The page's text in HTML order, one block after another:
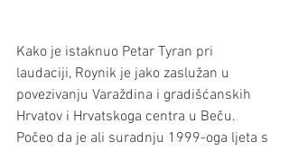
Kako je istaknuo Petar Tyran pri
laudaciji, Roynik je jako zaslužan u
povezivanju Varaždina i gradišćanskih
Hrvatov i Hrvatskoga centra u Beču.
Počeo da je ali suradnju 1999-oga ljeta s